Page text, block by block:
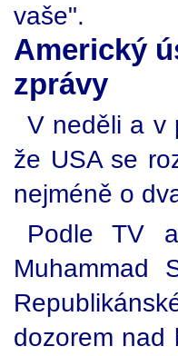
vaše".
Americký
zprávy
V neděli a v
že USA se
nejméně o
Podle TV
Muhammad
dozorem nad